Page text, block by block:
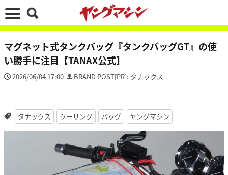
マグネット式タンクバッグ『タンクバッグGT』の使
い勝手に注目【TANAX公式】
2026/06/04 17:00 BRAND POST[PR]: タナックス
タナックス ツーリング バッグ ヤングマシン